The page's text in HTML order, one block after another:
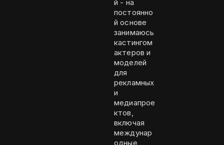
й - на
постоянно
й основе
занимаюсь
кастингом
актеров и
моделей
для
рекламных
и
медиапрое
ктов,
включая
междунар
одные